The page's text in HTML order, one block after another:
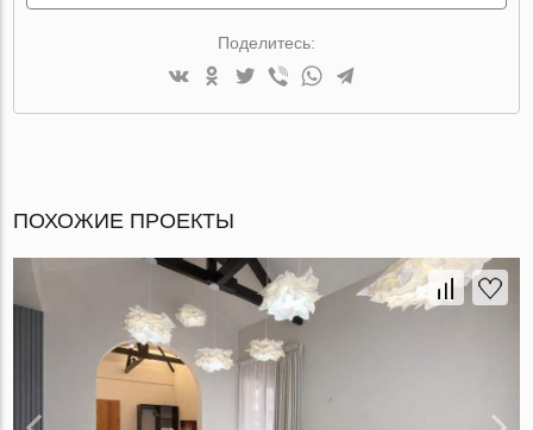
Поделитесь:
ПОХОЖИЕ ПРОЕКТЫ